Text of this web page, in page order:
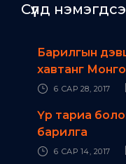
Сүүлд
Барилгын
хавтанг
6 САР 28, 2017
Үр тариа
барилга
6 САР 14, 2017